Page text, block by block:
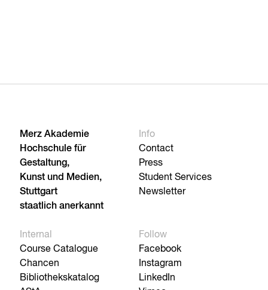
Merz Akademie
Hochschule für
Gestaltung,
Kunst und Medien,
Stuttgart
staatlich anerkannt
Info
Contact
Press
Student Services
Newsletter
Internal
Course Catalogue
Chancen
Bibliothekskatalog
Follow
Facebook
Instagram
LinkedIn